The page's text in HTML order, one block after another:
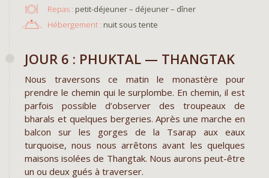
Repas : petit-déjeuner – déjeuner – dîner
Hébergement : nuit sous tente
JOUR 6 : PHUKTAL — THANGTAK
Nous traversons ce matin le monastère pour
prendre le chemin qui le surplombe. En chemin, il est
parfois possible d’observer des troupeaux de
bharals et quelques bergeries. Après une marche en
balcon sur les gorges de la Tsarap aux eaux
turquoise, nous nous arrêtons avant les quelques
maisons isolées de Thangtak. Nous aurons peut-être
un ou deux gués à traverser.